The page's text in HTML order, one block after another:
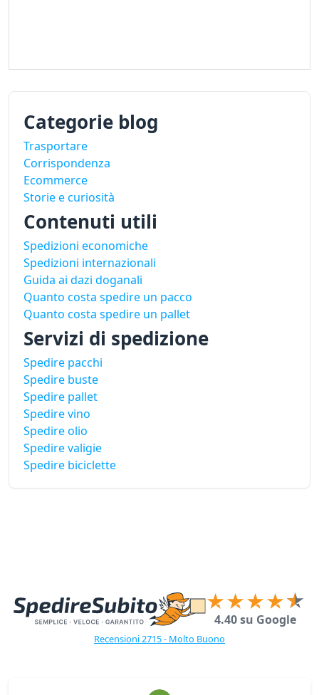
Categorie blog
Trasportare
Corrispondenza
Ecommerce
Storie e curiosità
Contenuti utili
Spedizioni economiche
Spedizioni internazionali
Guida ai dazi doganali
Quanto costa spedire un pacco
Quanto costa spedire un pallet
Servizi di spedizione
Spedire pacchi
Spedire buste
Spedire pallet
Spedire vino
Spedire olio
Spedire valigie
Spedire biciclette
4.40 su Google
Recensioni 2715 - Molto Buono